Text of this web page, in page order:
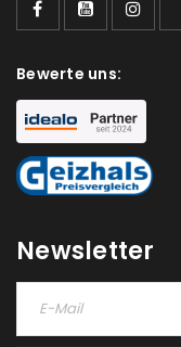
Bewerte uns:
Newsletter